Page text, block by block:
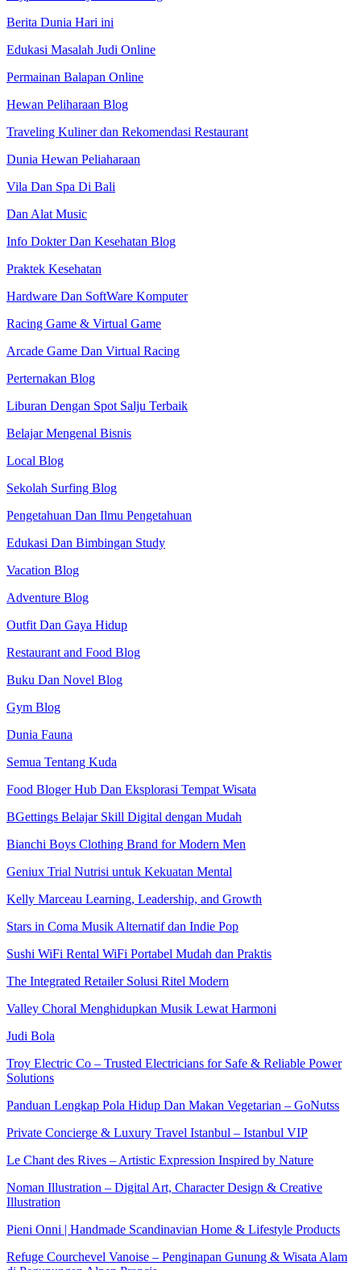
Berita Dunia Hari ini
Edukasi Masalah Judi Online
Permainan Balapan Online
Hewan Peliharaan Blog
Traveling Kuliner dan Rekomendasi Restaurant
Dunia Hewan Peliaharaan
Vila Dan Spa Di Bali
Dan Alat Music
Info Dokter Dan Kesehatan Blog
Praktek Kesehatan
Hardware Dan SoftWare Komputer
Racing Game & Virtual Game
Arcade Game Dan Virtual Racing
Perternakan Blog
Liburan Dengan Spot Salju Terbaik
Belajar Mengenal Bisnis
Local Blog
Sekolah Surfing Blog
Pengetahuan Dan Ilmu Pengetahuan
Edukasi Dan Bimbingan Study
Vacation Blog
Adventure Blog
Outfit Dan Gaya Hidup
Restaurant and Food Blog
Buku Dan Novel Blog
Gym Blog
Dunia Fauna
Semua Tentang Kuda
Food Bloger Hub Dan Eksplorasi Tempat Wisata
BGettings Belajar Skill Digital dengan Mudah
Bianchi Boys Clothing Brand for Modern Men
Geniux Trial Nutrisi untuk Kekuatan Mental
Kelly Marceau Learning, Leadership, and Growth
Stars in Coma Musik Alternatif dan Indie Pop
Sushi WiFi Rental WiFi Portabel Mudah dan Praktis
The Integrated Retailer Solusi Ritel Modern
Valley Choral Menghidupkan Musik Lewat Harmoni
Judi Bola
Troy Electric Co – Trusted Electricians for Safe & Reliable Power
Solutions
Panduan Lengkap Pola Hidup Dan Makan Vegetarian – GoNutss
Private Concierge & Luxury Travel Istanbul – Istanbul VIP
Le Chant des Rives – Artistic Expression Inspired by Nature
Noman Illustration – Digital Art, Character Design & Creative
Illustration
Pieni Onni | Handmade Scandinavian Home & Lifestyle Products
Refuge Courchevel Vanoise – Penginapan Gunung & Wisata Alam